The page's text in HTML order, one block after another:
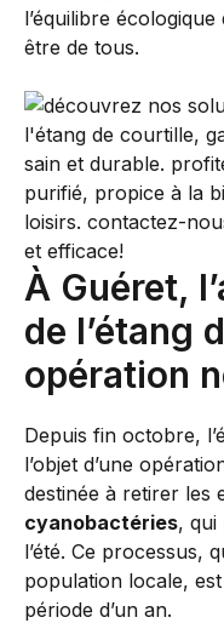
l’équilibre
être de tous.
À Guéret,
de l’étang
opération
Depuis fin octobre,
l’objet d’une
destinée à retirer les
cyanobactéries, qui
l’été. Ce processus,
population locale,
période d’un an.